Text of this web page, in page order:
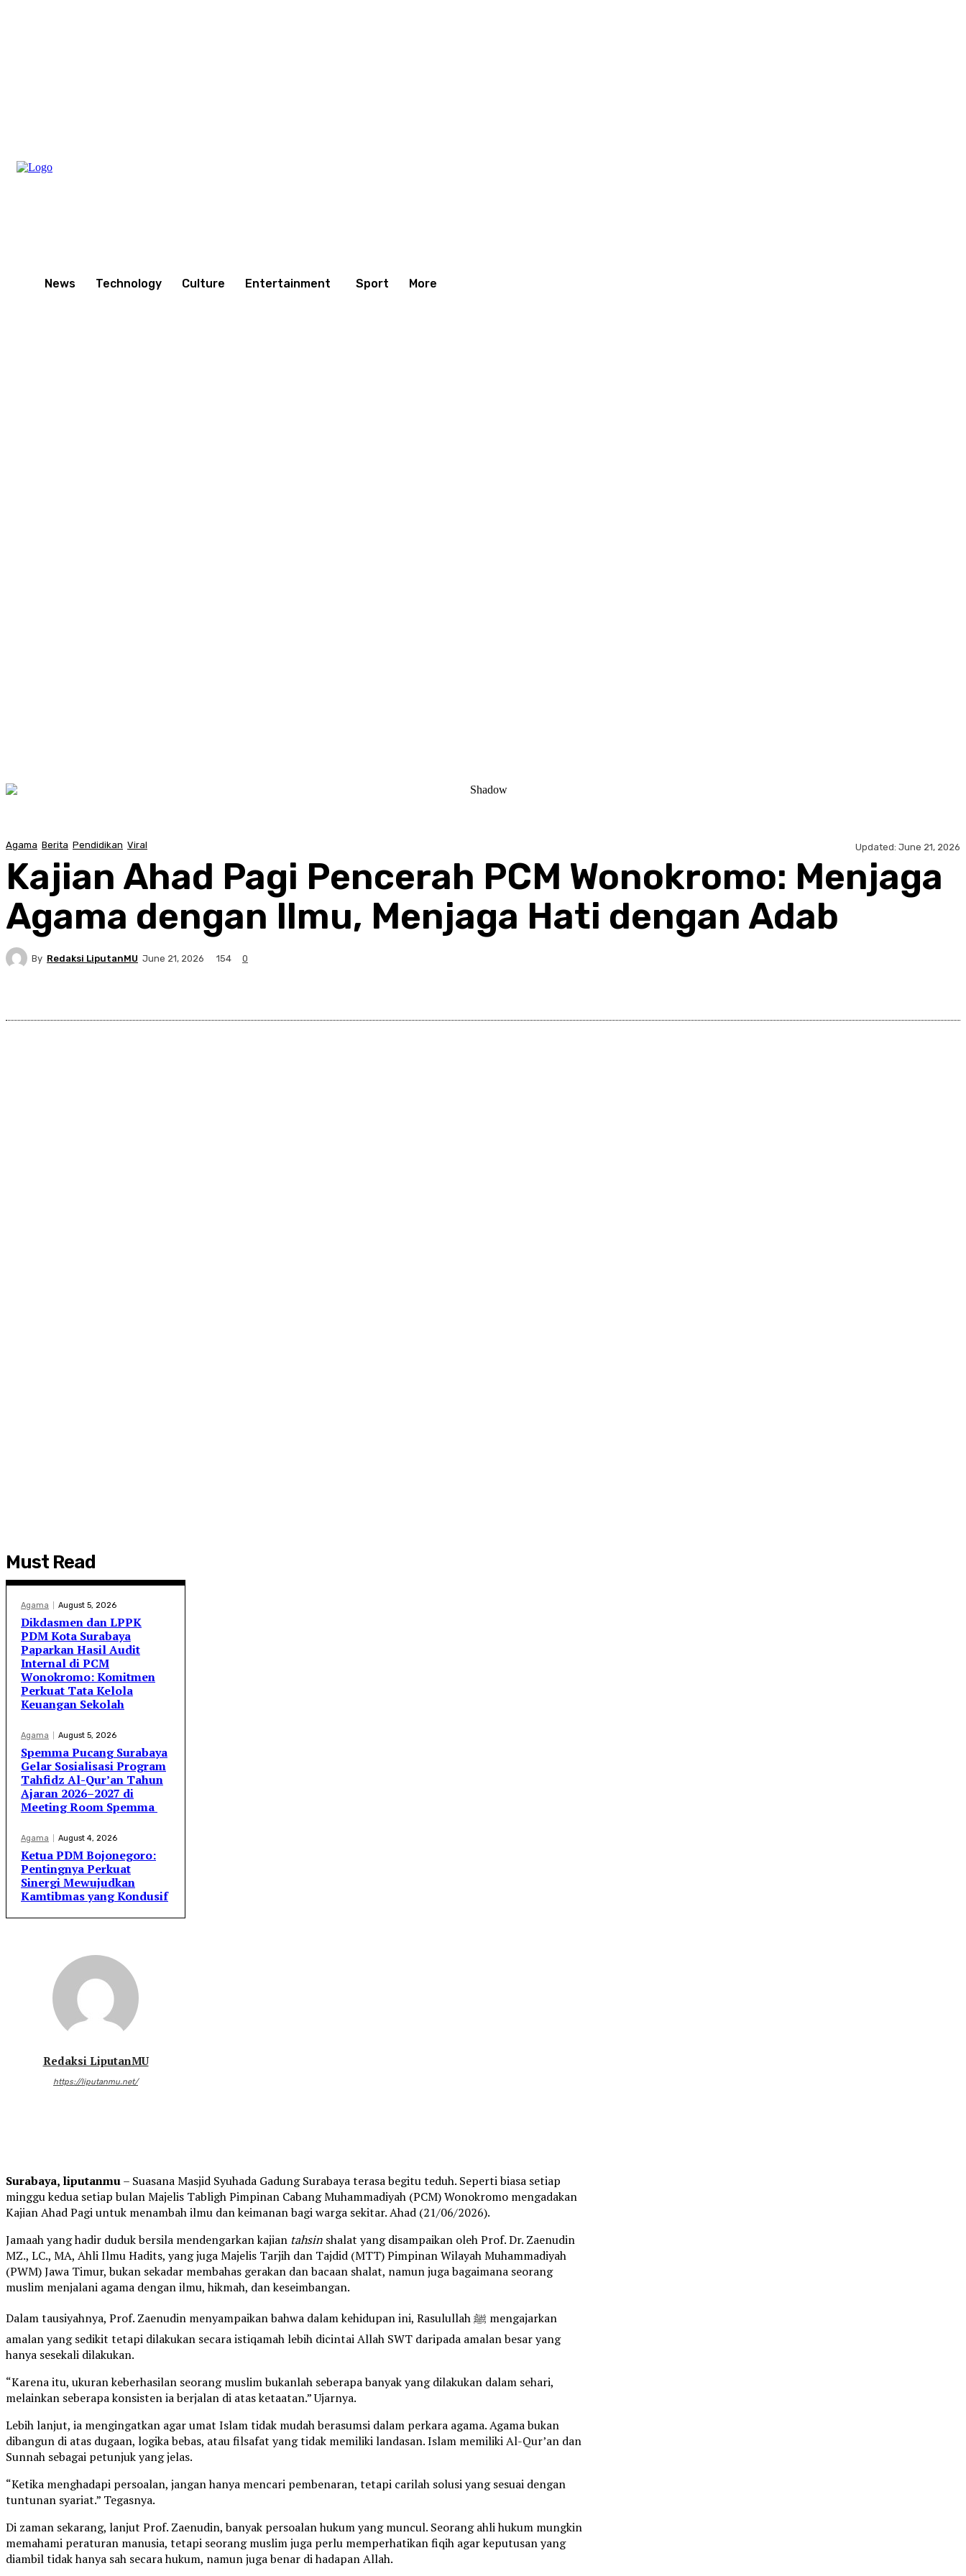
News Technology Culture Entertainment Sport More
Agama Berita Pendidikan Viral Updated: June 21, 2026
Kajian Ahad Pagi Pencerah PCM Wonokromo: Menjaga
Agama dengan Ilmu, Menjaga Hati dengan Adab
By Redaksi LiputanMU June 21, 2026 154 0
Must Read
Agama August 5, 2026
Dikdasmen dan LPPK
PDM Kota Surabaya
Paparkan Hasil Audit
Internal di PCM
Wonokromo: Komitmen
Perkuat Tata Kelola
Keuangan Sekolah
Agama August 5, 2026
Spemma Pucang Surabaya
Gelar Sosialisasi Program
Tahfidz Al-Qur’an Tahun
Ajaran 2026–2027 di
Meeting Room Spemma
Agama August 4, 2026
Ketua PDM Bojonegoro:
Pentingnya Perkuat
Sinergi Mewujudkan
Kamtibmas yang Kondusif
Redaksi LiputanMU
https://liputanmu.net/
Surabaya, liputanmu– Suasana Masjid Syuhada Gadung Surabaya terasa begitu teduh. Seperti biasa setiap
minggu kedua setiap bulan Majelis Tabligh Pimpinan Cabang Muhammadiyah (PCM) Wonokromo mengadakan
Kajian Ahad Pagi untuk menambah ilmu dan keimanan bagi warga sekitar. Ahad (21/06/2026).
Jamaah yang hadir duduk bersila mendengarkan kajian tahsin shalat yang disampaikan oleh Prof. Dr. Zaenudin
MZ., LC., MA, Ahli Ilmu Hadits, yang juga Majelis Tarjih dan Tajdid (MTT) Pimpinan Wilayah Muhammadiyah
(PWM) Jawa Timur, bukan sekadar membahas gerakan dan bacaan shalat, namun juga bagaimana seorang
muslim menjalani agama dengan ilmu, hikmah, dan keseimbangan.
Dalam tausiyahnya, Prof. Zaenudin menyampaikan bahwa dalam kehidupan ini, Rasulullah ﷺ mengajarkan
amalan yang sedikit tetapi dilakukan secara istiqamah lebih dicintai Allah SWT daripada amalan besar yang
hanya sesekali dilakukan.
“Karena itu, ukuran keberhasilan seorang muslim bukanlah seberapa banyak yang dilakukan dalam sehari,
melainkan seberapa konsisten ia berjalan di atas ketaatan.” Ujarnya.
Lebih lanjut, ia mengingatkan agar umat Islam tidak mudah berasumsi dalam perkara agama. Agama bukan
dibangun di atas dugaan, logika bebas, atau filsafat yang tidak memiliki landasan. Islam memiliki Al-Qur’an dan
Sunnah sebagai petunjuk yang jelas.
“Ketika menghadapi persoalan, jangan hanya mencari pembenaran, tetapi carilah solusi yang sesuai dengan
tuntunan syariat.” Tegasnya.
Di zaman sekarang, lanjut Prof. Zaenudin, banyak persoalan hukum yang muncul. Seorang ahli hukum mungkin
memahami peraturan manusia, tetapi seorang muslim juga perlu memperhatikan fiqih agar keputusan yang
diambil tidak hanya sah secara hukum, namun juga benar di hadapan Allah.